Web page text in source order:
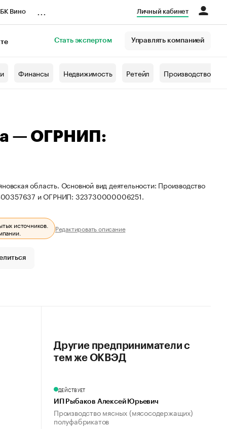
Вино Личный кабинет
Стать экспертом Управлять компанией
Финансы Недвижимость Ретейл Производство
— ОГРНИП:
область. Основной вид деятельности: Производство
и ОГРНИП: 323730000006251.
источников.
Редактировать описание
Другие предприниматели с
тем же ОКВЭД
ДЕЙСТВУЕТ
ИП Рыбаков Алексей Юрьевич
Производство мясных (мясосодержащих)
полуфабрикатов